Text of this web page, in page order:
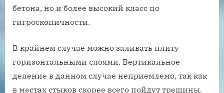
бетона, но и более высокий класс по
гигроскопичности.
В крайнем случае можно заливать плиту
горизонтальными слоями. Вертикальное
деление в данном случае неприемлемо, так как
в местах стыков скорее всего пойдут трещины.